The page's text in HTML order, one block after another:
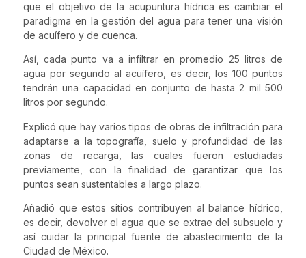
que el objetivo de la acupuntura hídrica es cambiar el
paradigma en la gestión del agua para tener una visión
de acuífero y de cuenca.
Así, cada punto va a infiltrar en promedio 25 litros de
agua por segundo al acuífero, es decir, los 100 puntos
tendrán una capacidad en conjunto de hasta 2 mil 500
litros por segundo.
Explicó que hay varios tipos de obras de infiltración para
adaptarse a la topografía, suelo y profundidad de las
zonas de recarga, las cuales fueron estudiadas
previamente, con la finalidad de garantizar que los
puntos sean sustentables a largo plazo.
Añadió que estos sitios contribuyen al balance hídrico,
es decir, devolver el agua que se extrae del subsuelo y
así cuidar la principal fuente de abastecimiento de la
Ciudad de México.